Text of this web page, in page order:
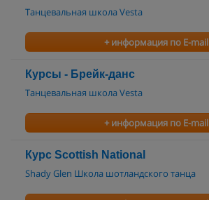
Танцевальная школа Vesta
+ информация по E-mail
Курсы - Брейк-данс
Танцевальная школа Vesta
+ информация по E-mail
Курс Scottish National
Shady Glen Школа шотландского танца